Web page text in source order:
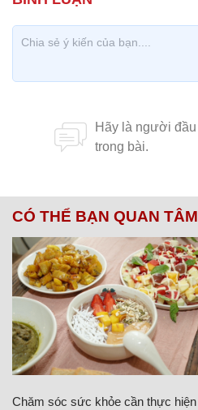
CÓ THỂ BẠN QUAN TÂM
Chăm sóc sức khỏe cần thực hiện